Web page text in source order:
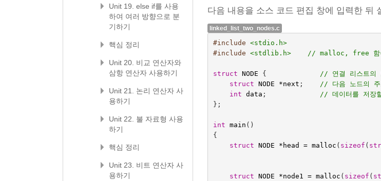
다음 내용을 소스 코드 편집 창에 입력한 뒤
linked_list_two_nodes.c
#include <stdio.h>
#include <stdlib.h>    // malloc, free 함수
struct NODE {
// 연결 리스트의
struct NODE *next ; // 다음 노드의 주
int data ;
// 데이터를 저장
};
int main ()
{
struct NODE * head = malloc ( sizeof (
struct NODE *node1 = malloc ( sizeof (
Unit 19. else if를 사용
하여 여러 방향으로 분
기하기
핵심 정리
Unit 20. 비교 연산자와
삼항 연산자 사용하기
Unit 21. 논리 연산자 사
용하기
Unit 22. 불 자료형 사용
하기
핵심 정리
Unit 23. 비트 연산자 사
용하기